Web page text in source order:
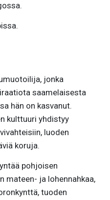
jonka
saamelaisesta
hän on kasvanut.
kulttuuri yhdistyy
luoden
koruja.
pohjoisen
mateen- ja lohennahkaa,
tuoden